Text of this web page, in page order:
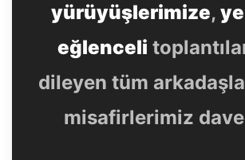
yürüyüşlerimize,
eğlenceli
dileyen tüm
misafirlerimiz